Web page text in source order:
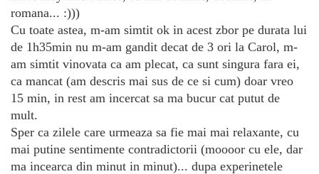
romana... :)))
Cu toate astea, m-am simtit ok in acest zbor pe durata lui
de 1h35min nu m-am gandit decat de 3 ori la Carol, m-
am simtit vinovata ca am plecat, ca sunt singura fara ei,
ca mancat (am descris mai sus de ce si cum) doar vreo
15 min, in rest am incercat sa ma bucur cat putut de
mult.
Sper ca zilele care urmeaza sa fie mai mai relaxante, cu
mai putine sentimente contradictorii (moooor cu ele, dar
ma incearca din minut in minut)... dupa experinetele